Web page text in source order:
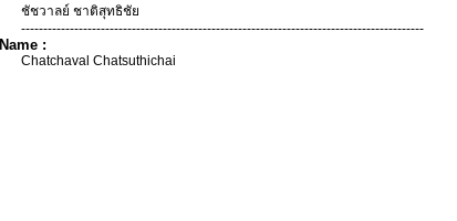
ชัชวาลย์ ชาติสุทธิชัย
-------------------------------------------------------------------------------------------
Name :
Chatchaval Chatsuthichai